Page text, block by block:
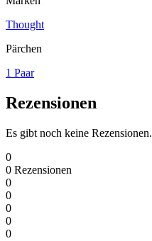
Thought
Pärchen
1 Paar
Rezensionen
Es gibt noch keine Rezensionen.
0
0 Rezensionen
0
0
0
0
0